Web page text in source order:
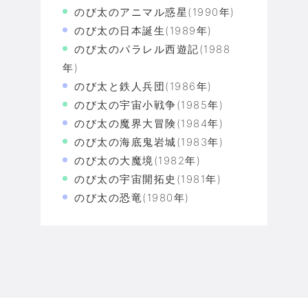
のび太のアニマル惑星(1990年)
のび太の日本誕生(1989年)
のび太のパラレル西遊記(1988
年)
のび太と鉄人兵団(1986年)
のび太の宇宙小戦争(1985年)
のび太の魔界大冒険(1984年)
のび太の海底鬼岩城(1983年)
のび太の大魔境(1982年)
のび太の宇宙開拓史(1981年)
のび太の恐竜(1980年)